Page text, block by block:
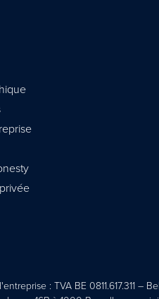
: TVA BE 0811.617.311 –